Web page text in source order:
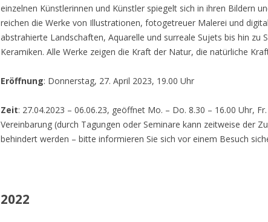
einzelnen Künstlerinnen und Künstler spiegelt sich in ihren Bildern
reichen die Werke von Illustrationen, fotogetreuer Malerei und
abstrahierte Landschaften, Aquarelle und surreale Sujets bis hin zu
Keramiken. Alle Werke zeigen die Kraft der Natur, die natürliche
Eröffnung: Donnerstag, 27. April 2023, 19.00 Uhr
Zeit: 27.04.2023 – 06.06.23, geöffnet Mo. – Do. 8.30 – 16.00 Uhr,
Vereinbarung (durch Tagungen oder Seminare kann zeitweise der
behindert werden – bitte informieren Sie sich vor einem Besuch
2022